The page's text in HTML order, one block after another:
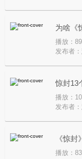
为啥《
生/塔维
播放：
发布者：
惊封13
播放：
发布者：
《惊
底想干
播放：